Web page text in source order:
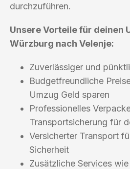
durchzuführen.
Unsere Vorteile für deinen
Würzburg nach Velenje:
Zuverlässiger und
Budgetfreundliche
Umzug Geld sparen
Professionelles
Transportsicherung für
Versicherter Transport
Sicherheit
Zusätzliche Services